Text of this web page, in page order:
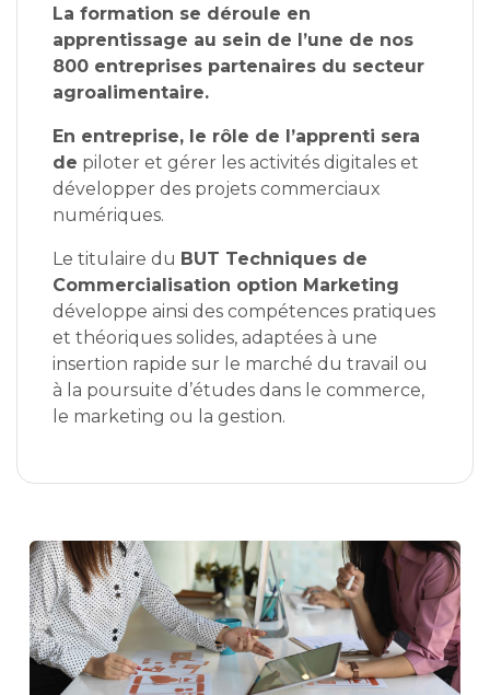
La formation se déroule en
apprentissage au sein de l’une de nos
800 entreprises partenaires du secteur
agroalimentaire.
En entreprise, le rôle de l’apprenti sera
de piloter et gérer les activités digitales et
développer des projets commerciaux
numériques.
Le titulaire du BUT Techniques de
Commercialisation option Marketing
développe ainsi des compétences pratiques
et théoriques solides, adaptées à une
insertion rapide sur le marché du travail ou
à la poursuite d’études dans le commerce,
le marketing ou la gestion.